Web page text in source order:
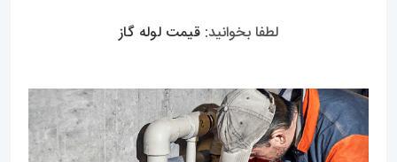
لطفا بخوانید:قیمت لوله گاز